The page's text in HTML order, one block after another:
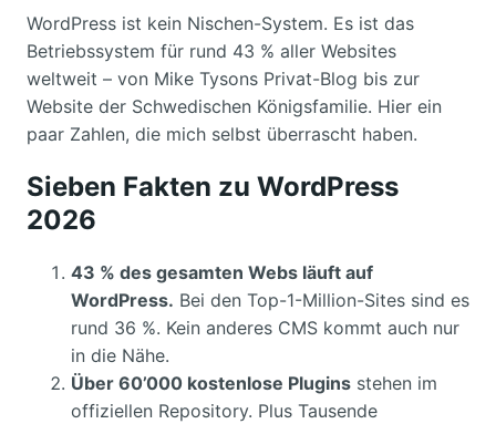
WordPress ist kein Nischen-System. Es ist das
Betriebssystem für rund 43 % aller Websites
weltweit – von Mike Tysons Privat-Blog bis zur
Website der Schwedischen Königsfamilie. Hier ein
paar Zahlen, die mich selbst überrascht haben.
Sieben Fakten zu WordPress
2026
43 % des gesamten Webs läuft auf
WordPress. Bei den Top-1-Million-Sites sind es
rund 36 %. Kein anderes CMS kommt auch nur
in die Nähe.
Über 60’000 kostenlose Plugins stehen im
offiziellen Repository. Plus Tausende